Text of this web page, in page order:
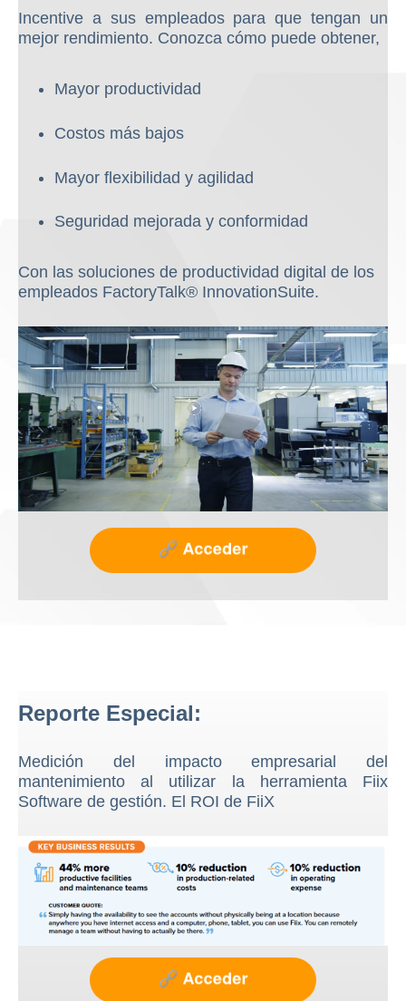
Incentive a sus empleados para que tengan un
mejor rendimiento. Conozca cómo puede obtener,
Mayor productividad
Costos más bajos
Mayor flexibilidad y agilidad
Seguridad mejorada y conformidad
Con las soluciones de productividad digital de los
empleados FactoryTalk® InnovationSuite.
Reporte Especial:
Medición del impacto empresarial del
mantenimiento al utilizar la herramienta Fiix
Software de gestión. El ROI de FiiX